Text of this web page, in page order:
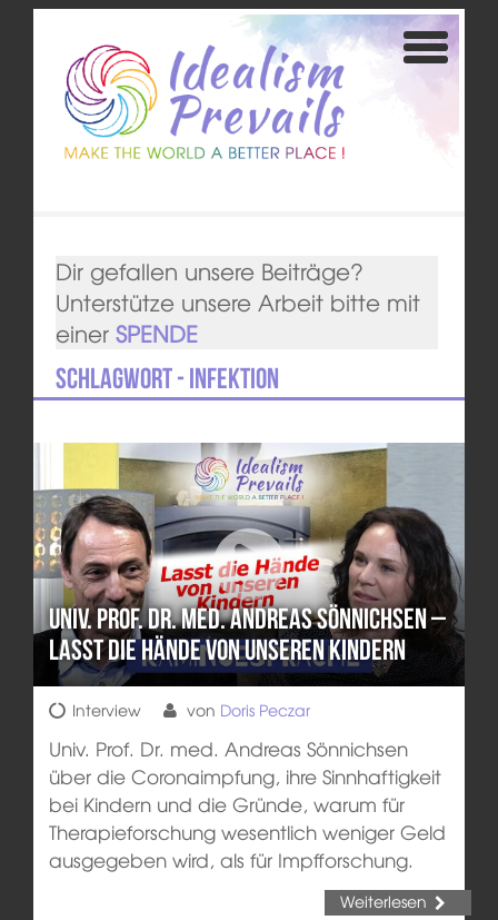
Dir gefallen unsere Beiträge?
Unterstütze unsere Arbeit bitte mit
einer SPENDE
Schlagwort - Infektion
Univ. Prof. Dr. med. Andreas Sönnichsen –
Lasst die Hände von unseren Kindern
Interview von Doris Peczar
Univ. Prof. Dr. med. Andreas Sönnichsen
über die Coronaimpfung, ihre Sinnhaftigkeit
bei Kindern und die Gründe, warum für
Therapieforschung wesentlich weniger Geld
ausgegeben wird, als für Impfforschung.
Weiterlesen